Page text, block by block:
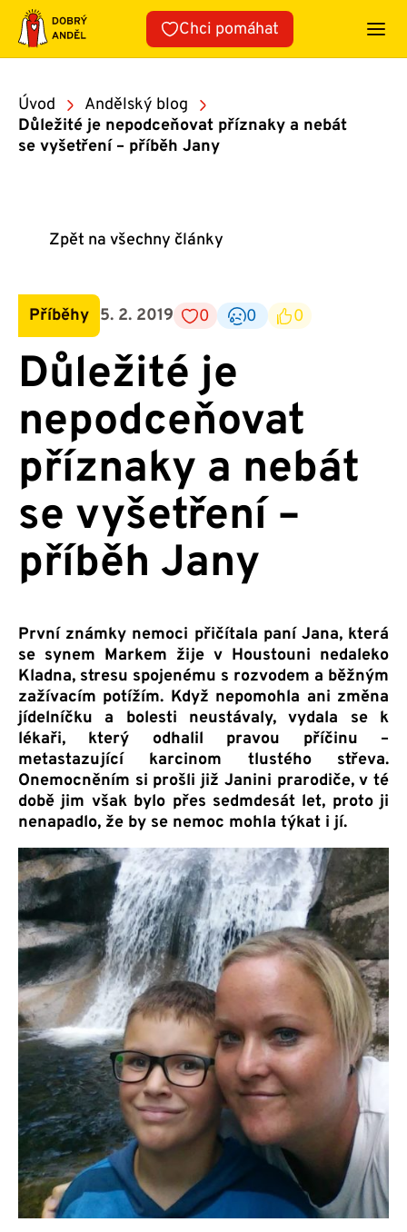
Přeskočit
obsah
Chci pomáhat
Úvod
Andělský blog
Důležité je nepodceňovat příznaky a nebát
se vyšetření – příběh Jany
Zpět na všechny články
Příběhy 5. 2. 2019 0 0 0
Důležité je
nepodceňovat
příznaky a nebát
se vyšetření –
příběh Jany
První známky nemoci přičítala paní Jana, která
se synem Markem žije v Houstouni nedaleko
Kladna, stresu spojenému s rozvodem a běžným
zažívacím potížím. Když nepomohla ani změna
jídelníčku a bolesti neustávaly, vydala se k
lékaři, který odhalil pravou příčinu –
metastazující karcinom tlustého střeva.
Onemocněním si prošli již Janini prarodiče, v té
době jim však bylo přes sedmdesát let, proto ji
nenapadlo, že by se nemoc mohla týkat i jí.